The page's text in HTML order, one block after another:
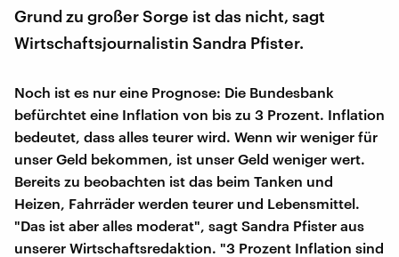
Grund zu großer Sorge ist das nicht, sagt
Wirtschaftsjournalistin Sandra Pfister.
Noch ist es nur eine Prognose: Die Bundesbank
befürchtet eine Inflation von bis zu 3 Prozent. Inflation
bedeutet, dass alles teurer wird. Wenn wir weniger für
unser Geld bekommen, ist unser Geld weniger wert.
Bereits zu beobachten ist das beim Tanken und
Heizen, Fahrräder werden teurer und Lebensmittel.
"Das ist aber alles moderat", sagt Sandra Pfister aus
unserer Wirtschaftsredaktion. "3 Prozent Inflation sind